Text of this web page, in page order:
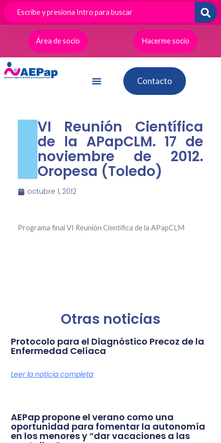
contenido
Área de socio
Hacerme socio
Contacto
VI Reunión Científica
de la APapCLM. 17 de
noviembre de 2012.
Oropesa (Toledo)
octubre 1, 2012
Programa final VI Reunión Científica de la APapCLM
Otras noticias
Protocolo para el Diagnóstico Precoz de la
Enfermedad Celíaca
Leer la noticia completa
AEPap propone el verano como una
oportunidad para fomentar la autonomía
en los menores y “dar vacaciones a las